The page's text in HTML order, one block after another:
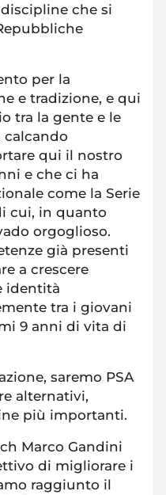
che si
per la
e tradizione, e qui
tra la gente e le
calcando
qui il nostro
e che ci ha
come la Serie
cui, in quanto
orgoglioso.
già presenti
a crescere
identità
tra i giovani
9 anni di vita di
saremo PSA
alternativi,
più importanti.
Marco Gandini
di migliorare i
raggiunto il